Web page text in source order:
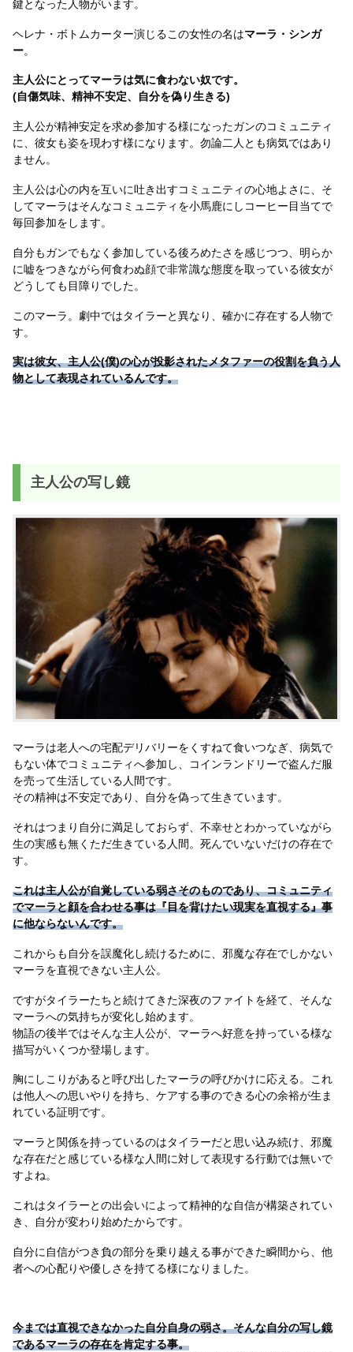
鍵となった人物がいます。
ヘレナ・ボトムカーター演じるこの女性の名はマーラ・シンガ
ー。
主人公にとってマーラは気に食わない奴です。
(自傷気味、精神不安定、自分を偽り生きる)
主人公が精神安定を求め参加する様になったガンのコミュニティ
に、彼女も姿を現わす様になります。勿論二人とも病気ではあり
ません。
主人公は心の内を互いに吐き出すコミュニティの心地よさに、そ
してマーラはそんなコミュニティを小馬鹿にしコーヒー目当てで
毎回参加をします。
自分もガンでもなく参加している後ろめたさを感じつつ、明らか
に嘘をつきながら何食わぬ顔で非常識な態度を取っている彼女が
どうしても目障りでした。
このマーラ。劇中ではタイラーと異なり、確かに存在する人物で
す。
実は彼女、主人公(僕)の心が投影されたメタファーの役割を負う人
物として表現されているんです。
主人公の写し鏡
マーラは老人への宅配デリバリーをくすねて食いつなぎ、病気で
もない体でコミュニティへ参加し、コインランドリーで盗んだ服
を売って生活している人間です。
その精神は不安定であり、自分を偽って生きています。
それはつまり自分に満足しておらず、不幸せとわかっていながら
生の実感も無くただ生きている人間。死んでいないだけの存在で
す。
これは主人公が自覚している弱さそのものであり、コミュニティ
でマーラと顔を合わせる事は『目を背けたい現実を直視する』事
に他ならないんです。
これからも自分を誤魔化し続けるために、邪魔な存在でしかない
マーラを直視できない主人公。
ですがタイラーたちと続けてきた深夜のファイトを経て、そんな
マーラへの気持ちが変化し始めます。
物語の後半ではそんな主人公が、マーラへ好意を持っている様な
描写がいくつか登場します。
胸にしこりがあると呼び出したマーラの呼びかけに応える。これ
は他人への思いやりを持ち、ケアする事のできる心の余裕が生ま
れている証明です。
マーラと関係を持っているのはタイラーだと思い込み続け、邪魔
な存在だと感じている様な人間に対して表現する行動では無いで
すよね。
これはタイラーとの出会いによって精神的な自信が構築されてい
き、自分が変わり始めたからです。
自分に自信がつき負の部分を乗り越える事ができた瞬間から、他
者への心配りや優しさを持てる様になりました。
今までは直視できなかった自分自身の弱さ。そんな自分の写し鏡
であるマーラの存在を肯定する事。